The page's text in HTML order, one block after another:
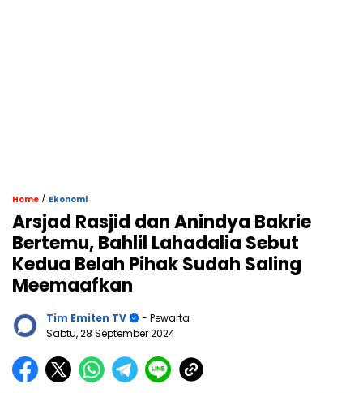
Home / Ekonomi
Arsjad Rasjid dan Anindya Bakrie
Bertemu, Bahlil Lahadalia Sebut
Kedua Belah Pihak Sudah Saling
Meemaafkan
Tim Emiten TV
- Pewarta
Sabtu, 28 September 2024